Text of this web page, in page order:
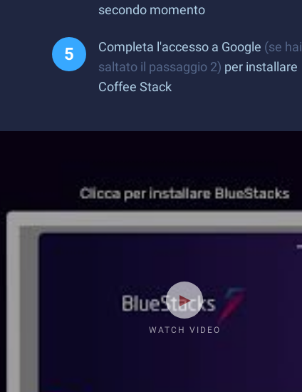
secondo momento
Completa l'accesso a Google (se hai
saltato il passaggio 2) per installare
Coffee Stack
WATCH VIDEO